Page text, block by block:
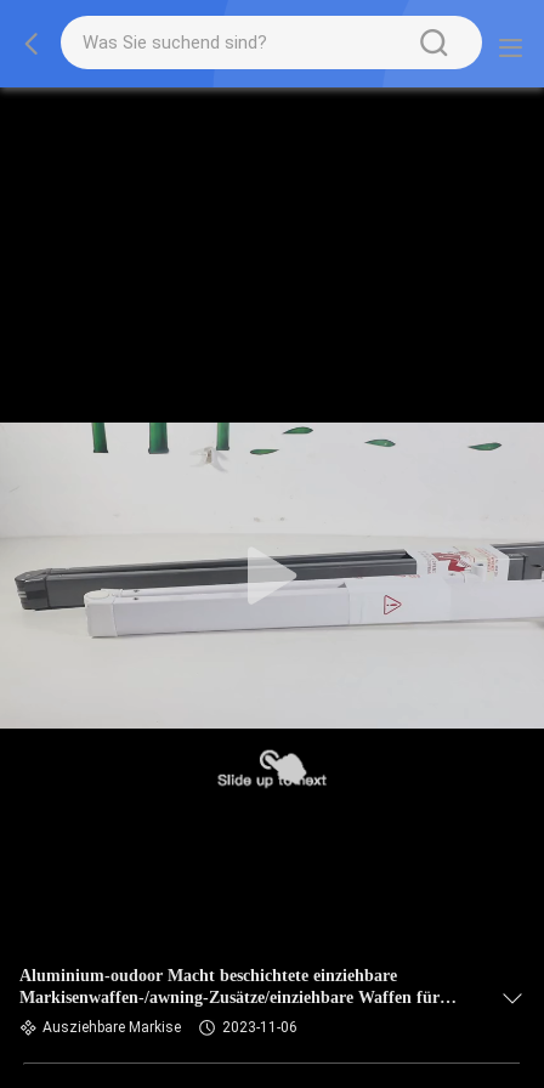
Aluminium-oudoor Macht beschichtete einziehbare
Markisenwaffen-/awning-Zusätze/einziehbare Waffen für
Markisen
Ausziehbare Markise 2023-11-06